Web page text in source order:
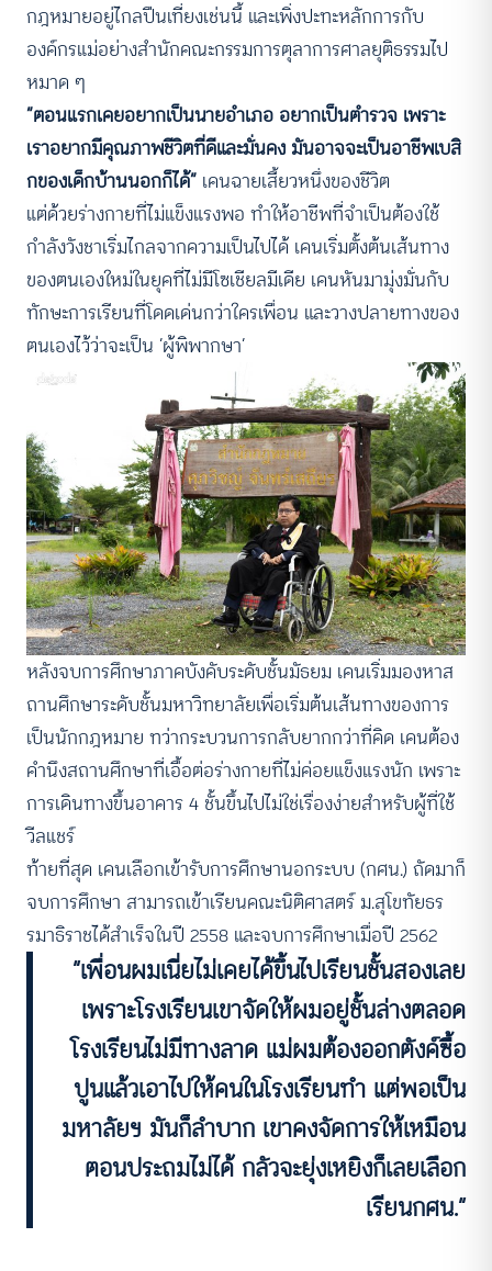
กฎหมายอยู่ไกลปืนเที่ยงเช่นนี้ และเพิ่งปะทะหลักการกับ
องค์กรแม่อย่างสำนักคณะกรรมการตุลาการศาลยุติธรรมไป
หมาด ๆ
“ตอนแรกเคยอยากเป็นนายอำเภอ อยากเป็นตำรวจ เพราะ
เราอยากมีคุณภาพชีวิตที่ดีและมั่นคง มันอาจจะเป็นอาชีพเบสิ
กของเด็กบ้านนอกก็ได้” เคนฉายเสี้ยวหนึ่งของชีวิต
แต่ด้วยร่างกายที่ไม่แข็งแรงพอ ทำให้อาชีพที่จำเป็นต้องใช้
กำลังวังชาเริ่มไกลจากความเป็นไปได้ เคนเริ่มตั้งต้นเส้นทาง
ของตนเองใหม่ในยุคที่ไม่มีโซเชียลมีเดีย เคนหันมามุ่งมั่นกับ
ทักษะการเรียนที่โดดเด่นกว่าใครเพื่อน และวางปลายทางของ
ตนเองไว้ว่าจะเป็น ‘ผู้พิพากษา’
หลังจบการศึกษาภาคบังคับระดับชั้นมัธยม เคนเริ่มมองหาส
ถานศึกษาระดับชั้นมหาวิทยาลัยเพื่อเริ่มต้นเส้นทางของการ
เป็นนักกฎหมาย ทว่ากระบวนการกลับยากกว่าที่คิด เคนต้อง
คำนึงสถานศึกษาที่เอื้อต่อร่างกายที่ไม่ค่อยแข็งแรงนัก เพราะ
การเดินทางขึ้นอาคาร 4 ชั้นขึ้นไปไม่ใช่เรื่องง่ายสำหรับผู้ที่ใช้
วีลแชร์
ท้ายที่สุด เคนเลือกเข้ารับการศึกษานอกระบบ (กศน.) ถัดมาก็
จบการศึกษา สามารถเข้าเรียนคณะนิติศาสตร์ ม.สุโขทัยธร
รมาธิราชได้สำเร็จในปี 2558 และจบการศึกษาเมื่อปี 2562
“เพื่อนผมเนี่ยไม่เคยได้ขึ้นไปเรียนชั้นสองเลย
เพราะโรงเรียนเขาจัดให้ผมอยู่ชั้นล่างตลอด
โรงเรียนไม่มีทางลาด แม่ผมต้องออกตังค์ซื้อ
ปูนแล้วเอาไปให้คนในโรงเรียนทำ แต่พอเป็น
มหาลัยฯ มันก็ลำบาก เขาคงจัดการให้เหมือน
ตอนประถมไม่ได้ กลัวจะยุ่งเหยิงก็เลยเลือก
เรียนกศน.”